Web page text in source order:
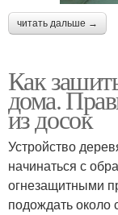
читать дальше →
Как
дома.
из досок
Устройство
начинаться с
огнезащитными
подождать около